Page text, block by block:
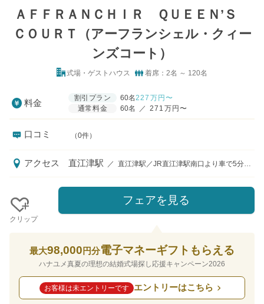
ＡＦＦＲＡＮＣＨＩＲ ＱＵＥＥＮ’Ｓ
ＣＯＵＲＴ（アーフランシェル・クィー
ンズコート）
式場・ゲストハウス 着席：2名 ～ 120名
料金
割引プラン 60名227 万円〜
通常料金
60名 ／ 271万円〜
口コミ （0件）
アクセス 直江津駅 ／ 直江津駅／JR直江津駅南口より車で5分、北陸自動車道上越ICより車で5分
クリップ
フェアを見る
最大98,000 円分電子マネーギフトもらえる
ハナユメ真夏の理想の結婚式場探し応援キャンペーン2026
お客様は未エントリーです エントリーはこちら